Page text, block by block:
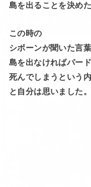
島を出ることを決めた
この時の
シボーンが聞いた言
島を出なければパー
死んでしまうという
と自分は思いました。